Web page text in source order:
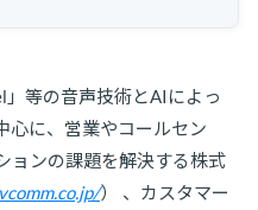
等の音声技術とAIによっ
心に、営業やコールセン
ョンの課題を解決する株式
） 、カスタマー